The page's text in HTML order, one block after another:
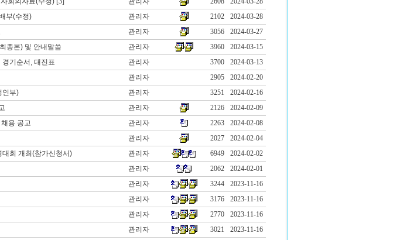
부(수정) 관리자 2102
2024-03-28
관리자 3056
2024-03-27
종본) 및 안내말씀 관리자 3960
2024-03-15
기순서, 대진표 관리자 3700
2024-03-13
관리자 2905
2024-02-20
인부) 관리자 3251
2024-02-16
관리자 2126
2024-02-09
용 공고 관리자 2263
2024-02-08
관리자 2027
2024-02-04
회 개최(참가신청서) 관리자 6949
2024-02-02
관리자 2062
2024-02-01
관리자 3244
2023-11-16
관리자 3176
2023-11-16
관리자 2770
2023-11-16
관리자 3021
2023-11-16